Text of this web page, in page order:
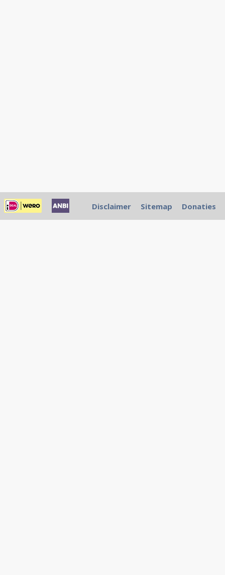
Disclaimer Sitemap Donaties